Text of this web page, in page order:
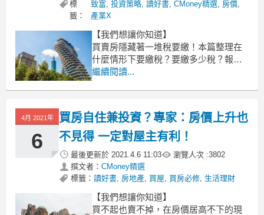
標
籤：
致富,投資策略,讀好書,CMoney精選, 房價,
產業X
【我們想讓你知道】
買賣房隱藏著一堆稅要繳！本篇整理在
什麼情形下要繳稅？要繳多少稅？報稅
規定又有哪些？提前安排，你將能安心
賣賣房屋萬萬稅
繼續閱讀...
4月 2021年
6
買房自住兼投資？專家：房價上升也
不見得 一定對屋主有利！
最後更新於 2021.4.6 11:03 瀏覽人次 :3802
撰文者： CMoney精選
標籤： 讀好書, 房地產, 買屋, 買房必修, 生活理財
【我們想讓你知道】
買不起也賣不掉，在房價居高不下的現